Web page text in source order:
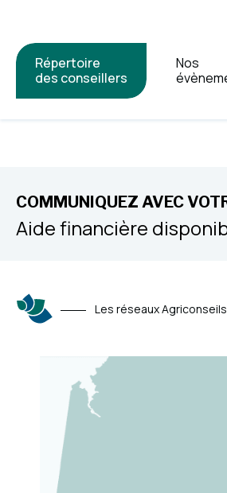
Répertoire
des conseillers
Nos
COMMUNIQUEZ AVEC
Aide financière
Les réseaux Agriconseils